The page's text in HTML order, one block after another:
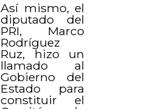
Así mismo, el
diputado del
PRI, Marco
Rodríguez
Ruz, hizo un
llamado al
Gobierno del
Estado para
constituir el